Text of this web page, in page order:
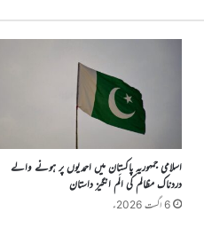
اسلامی جمہوریہ پاکستان میں احمدیوں پر ہونے والے
دردناک مظالم کی الَم انگیز داستان
6 اگست 2026ء